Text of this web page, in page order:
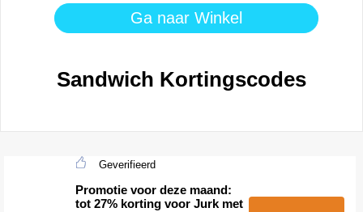
Ga naar Winkel
Sandwich Kortingscodes
Geverifieerd
Promotie voor deze maand:
tot 27% korting voor Jurk met